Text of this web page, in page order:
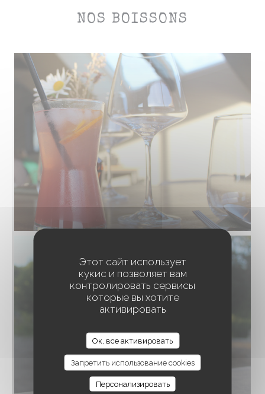
Этот сайт использует
кукис и позволяет вам
контролировать сервисы
которые вы хотите
активировать
Ок, все активировать
Запретить использование cookies
Персонализировать
NOS BOISSONS
À TRAVERS CHAMPS